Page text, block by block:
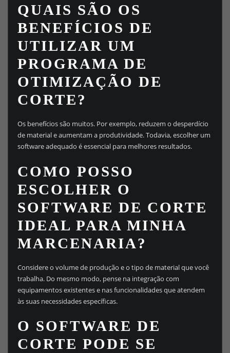
0
0
.
QUAIS SÃO OS
BENEFÍCIOS DE
UTILIZAR UM
PROGRAMA DE
OTIMIZAÇÃO DE
CORTE?
Os benefícios são muitos. Por exemplo, reduzem o desperdício
de material e aumentam a produtividade. Todavia, escolher um
software adequado é essencial para melhores resultados.
COMO POSSO
ESCOLHER O
SOFTWARE DE CORTE
IDEAL PARA MINHA
MARCENARIA?
Considere o volume de produção e o tipo de material que você
trabalha. Do mesmo modo, pense na integração com
equipamentos existentes e nas funcionalidades que atendem
às suas necessidades específicas.
O SOFTWARE DE
CORTE PODE SE